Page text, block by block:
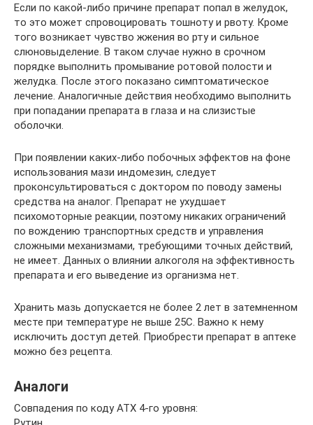
Если по какой-либо причине препарат попал в желудок,
то это может спровоцировать тошноту и рвоту. Кроме
того возникает чувство жжения во рту и сильное
слюновыделение. В таком случае нужно в срочном
порядке выполнить промывание ротовой полости и
желудка. После этого показано симптоматическое
лечение. Аналогичные действия необходимо выполнить
при попадании препарата в глаза и на слизистые
оболочки.
При появлении каких-либо побочных эффектов на фоне
использования мази индомезин, следует
проконсультироваться с доктором по поводу замены
средства на аналог. Препарат не ухудшает
психомоторные реакции, поэтому никаких ограничений
по вождению транспортных средств и управления
сложными механизмами, требующими точных действий,
не имеет. Данных о влиянии алкоголя на эффективность
препарата и его выведение из организма нет.
Хранить мазь допускается не более 2 лет в затемненном
месте при температуре не выше 25С. Важно к нему
исключить доступ детей. Приобрести препарат в аптеке
можно без рецепта.
Аналоги
Совпадения по коду АТХ 4-го уровня: